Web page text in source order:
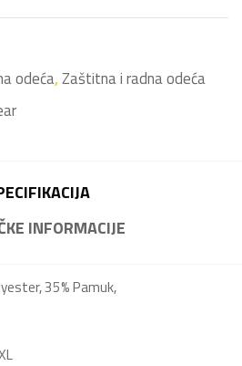
odeća,Zaštitna i radna odeća
INFORMACIJE
35% Pamuk,